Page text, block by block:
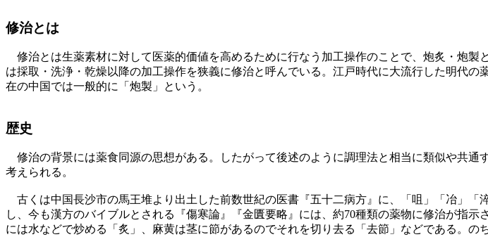
修治とは
修治とは生薬素材に対して医薬的価値を高めるために行なう加工操作のことで、炮炙・炮
は採取・洗浄・乾燥以降の加工操作を狭義に修治と呼んでいる。江戸時代に大流行した明代
在の中国では一般的に「炮製」という。
歴史
修治の背景には薬食同源の思想がある。したがって後述のように調理法と相当に類似や共
考えられる。
古くは中国長沙市の馬王堆より出土した前数世紀の医書『五十二病方』に、「咀」「冶」
し、今も漢方のバイブルとされる『傷寒論』『金匱要略』には、約70種類の薬物に修治が指
には水などで炒める「炙」、麻黄は茎に節があるのでそれを切り去る「去節」などである。